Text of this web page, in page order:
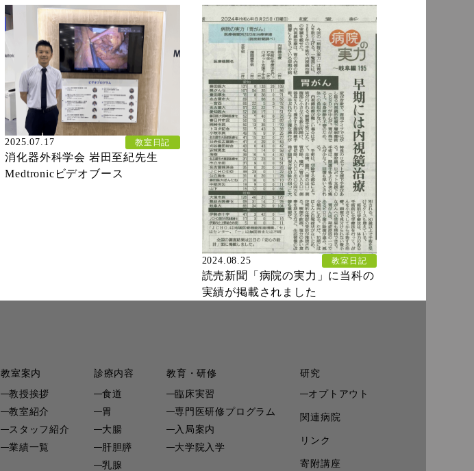
2025.07.17 教室日記
消化器外科学会 岩田至紀先生
Medtronicビデオブース
2024.08.25 教室日記
読売新聞「病院の実力」に当科の
実績が掲載されました
教室案内
教授挨拶
教室紹介
スタッフ紹介
業績一覧
診療内容
食道
胃
大腸
肝胆膵
乳腺
教育・研修
臨床実習
専門医研修プログラム
入局案内
大学院入学
研究
オプトアウト
関連病院
リンク
寄附講座